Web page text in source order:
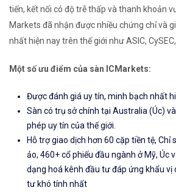
tiến, kết nối có độ trễ thấp và thanh khoản
Markets đã nhận được nhiều chứng chỉ và
nhất hiện nay trên thế giới như ASIC,
Một số ưu điểm của sàn ICMarkets:
Được đánh giá uy tín, minh bạch nhất
Sàn có trụ sở chính tại Australia (Úc)
phép uy tín của thế giới.
Hỗ trợ giao dịch hơn 60 cặp tiền tệ, Chỉ
ảo, 460+ cổ phiếu đầu ngành ở Mỹ, Úc
dạng hoá kênh đầu tư đáp ứng khẩu vị
tư khó tính nhất